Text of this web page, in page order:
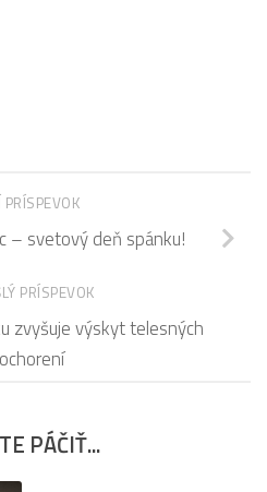
PRÍSPEVOK
– svetový deň spánku!
PRÍSPEVOK
zvyšuje výskyt telesných
ochorení
PÁČIŤ...